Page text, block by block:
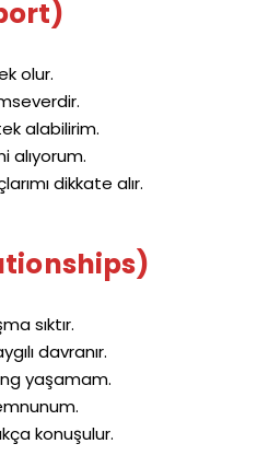
olur.
alabilirim.
alıyorum.
dikkate alır.
sıktır.
davranır.
yaşamam.
konuşulur.